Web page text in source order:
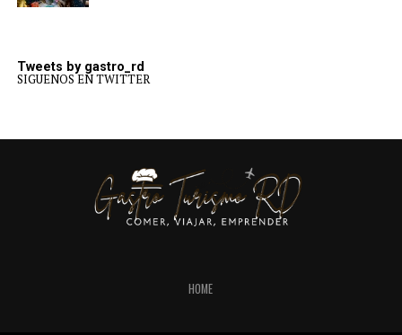
Tweets by gastro_rd
SIGUENOS EN TWITTER
HOME